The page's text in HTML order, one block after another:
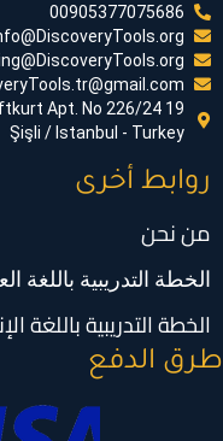
00905377075686
Apt. No 226/24
Şişli / Istanbul - Turkey
روابط أخرى
من نحن
الخطة التدريبية باللغة
الخطة التدريبية باللغة
طرق الدفع